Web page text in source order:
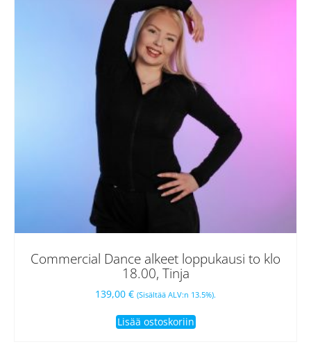
Commercial Dance alkeet loppukausi to klo
18.00, Tinja
139,00 € (Sisältää ALV:n 13.5%).
Lisää ostoskoriin